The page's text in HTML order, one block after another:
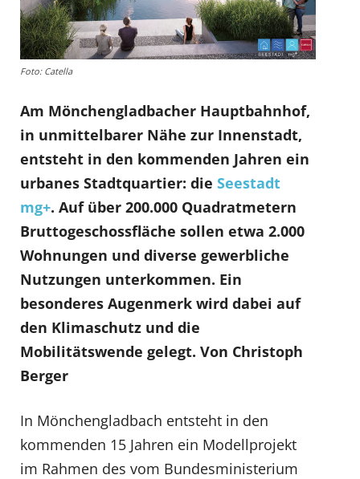
Foto: Catella
Am Mönchengladbacher Hauptbahnhof,
in unmittelbarer Nähe zur Innenstadt,
entsteht in den kommenden Jahren ein
urbanes Stadtquartier: die Seestadt
mg+. Auf über 200.000 Quadratmetern
Bruttogeschossfläche sollen etwa 2.000
Wohnungen und diverse gewerbliche
Nutzungen unterkommen. Ein
besonderes Augenmerk wird dabei auf
den Klimaschutz und die
Mobilitätswende gelegt. Von Christoph
Berger
In Mönchengladbach entsteht in den
kommenden 15 Jahren ein Modellprojekt
im Rahmen des vom Bundesministerium